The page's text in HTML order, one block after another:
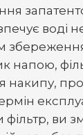
воді
напою,
накипу,
ви